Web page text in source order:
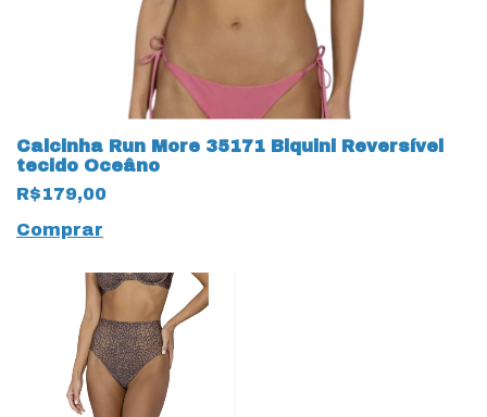
Calcinha Run More 35171 Biquini Reversível
tecido Oceâno
R$179,00
Comprar